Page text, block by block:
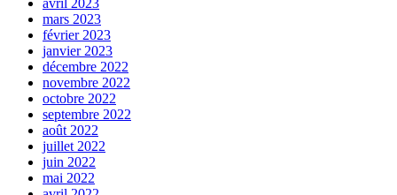
mars 2023
février 2023
janvier 2023
décembre 2022
novembre 2022
octobre 2022
septembre 2022
août 2022
juillet 2022
juin 2022
mai 2022